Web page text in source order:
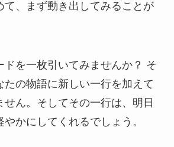
て、まず動き出してみることが
ドを一枚引いてみませんか？ そ
たの物語に新しい一行を加えて
せん。そしてその一行は、明日
かにしてくれるでしょう。